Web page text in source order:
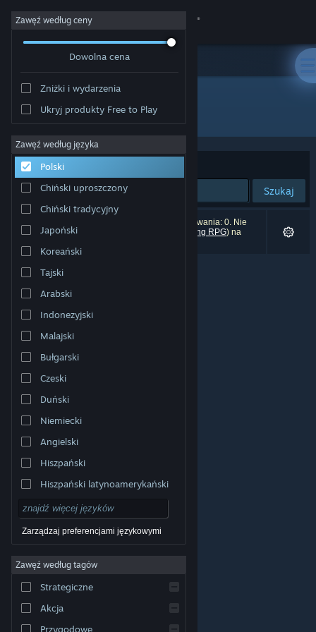
Zaloguj się
Społeczność
Informacje
Wsparcie
Zmień język
Pobierz aplikację mobilną Steam
Wersja przeglądarkowa
© Valve Corporation. Wszelkie prawa zastrzeżone.
właścicieli w Stanach Zjednoczonych i innych krajach.
dostępu
Umowa użytkownika Steam
pieniędzy |Ciasteczka
Zawęź według ceny
Dowolna cena
Zniżki i wydarzenia
Ukryj produkty Free to Play
Zawęź według języka
Polski
Chiński uproszczony
Chiński tradycyjny
Japoński
Koreański
Tajski
Arabski
Indonezyjski
Malajski
Bułgarski
Czeski
Duński
Niemiecki
Angielski
Hiszpański
Hiszpański latynoamerykański
Zarządzaj preferencjami językowymi
Zawęź według tagów
Strategiczne
Akcja
Przygodowe
"Saturday Morning RPG"
Sortuj według:
Szukaj
Liczba wyników pasujących do twojego wyszukiwania: 0. Nie
uwzględniono 19 tytułów (w tym
Saturday Morning RPG) na